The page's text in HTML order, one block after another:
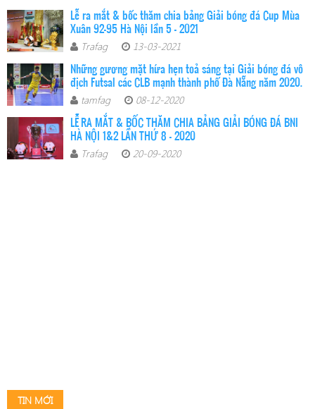
Lễ ra mắt & bốc thăm chia bảng Giải bóng đá Cup Mùa
Xuân 92-95 Hà Nội lần 5 – 2021
Trafag 13-03-2021
Những gương mặt hứa hẹn toả sáng tại Giải bóng đá vô
địch Futsal các CLB mạnh thành phố Đà Nẵng năm 2020.
tamfag 08-12-2020
LỄ RA MẮT & BỐC THĂM CHIA BẢNG GIẢI BÓNG ĐÁ BNI
HÀ NỘI 1&2 LẦN THỨ 8 - 2020
Trafag 20-09-2020
TIN MỚI